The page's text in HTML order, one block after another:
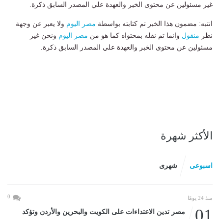
غير مسئولين عن محتوى الخبر والعهدة علي المصدر السابق ذكرة.
انتبه: مضمون هذا الخبر تم كتابته بواسطة مصر اليوم ولا يعبر عن وجهة
نظر منقول وانما تم نقله بمحتواه كما هو من مصر اليوم ونحن غير
مسئولين عن محتوى الخبر والعهدة علي المصدر السابق ذكرة.
الأكثر شهرة
اسبوعى شهرى
منذ 24 يومًا 0
مصر تدين الاعتداءات على الكويت والبحرين والأردن وتؤكد